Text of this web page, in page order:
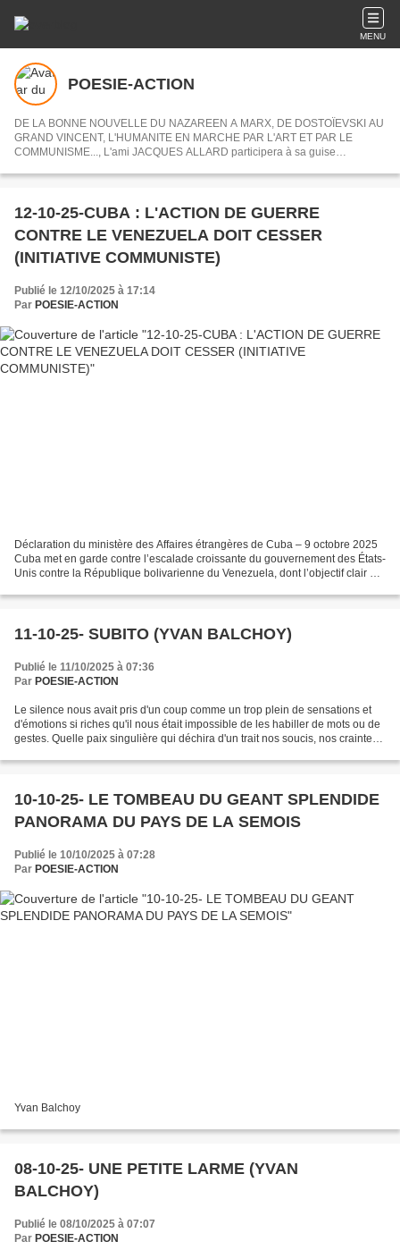
MENU
POESIE-ACTION
DE LA BONNE NOUVELLE DU NAZAREEN A MARX, DE DOSTOÏEVSKI AU
GRAND VINCENT, L'HUMANITE EN MARCHE PAR L'ART ET PAR LE
COMMUNISME..., L'ami JACQUES ALLARD participera à sa guise
articles choisis.
12-10-25-CUBA : L'ACTION DE GUERRE
CONTRE LE VENEZUELA DOIT CESSER
(INITIATIVE COMMUNISTE)
Publié le 12/10/2025 à 17:14
Par POESIE-ACTION
Déclaration du ministère des Affaires étrangères de Cuba – 9 octobre 2025
Cuba met en garde contre l’escalade croissante du gouvernement des États-
Unis contre la République bolivarienne du Venezuela, dont l’objectif clair est
11-10-25- SUBITO (YVAN BALCHOY)
Publié le 11/10/2025 à 07:36
Par POESIE-ACTION
Le silence nous avait pris d'un coup comme un trop plein de sensations et
d'émotions si riches qu'il nous était impossible de les habiller de mots ou de
gestes. Quelle paix singulière qui déchira d'un trait nos soucis, nos craintes,
10-10-25- LE TOMBEAU DU GEANT SPLENDIDE
PANORAMA DU PAYS DE LA SEMOIS
Publié le 10/10/2025 à 07:28
Par POESIE-ACTION
Yvan Balchoy
08-10-25- UNE PETITE LARME (YVAN
BALCHOY)
Publié le 08/10/2025 à 07:07
Par POESIE-ACTION